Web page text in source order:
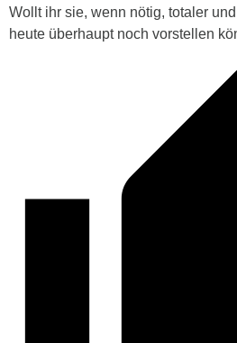
Wollt ihr sie, wenn nötig, totaler
heute überhaupt noch vorstellen